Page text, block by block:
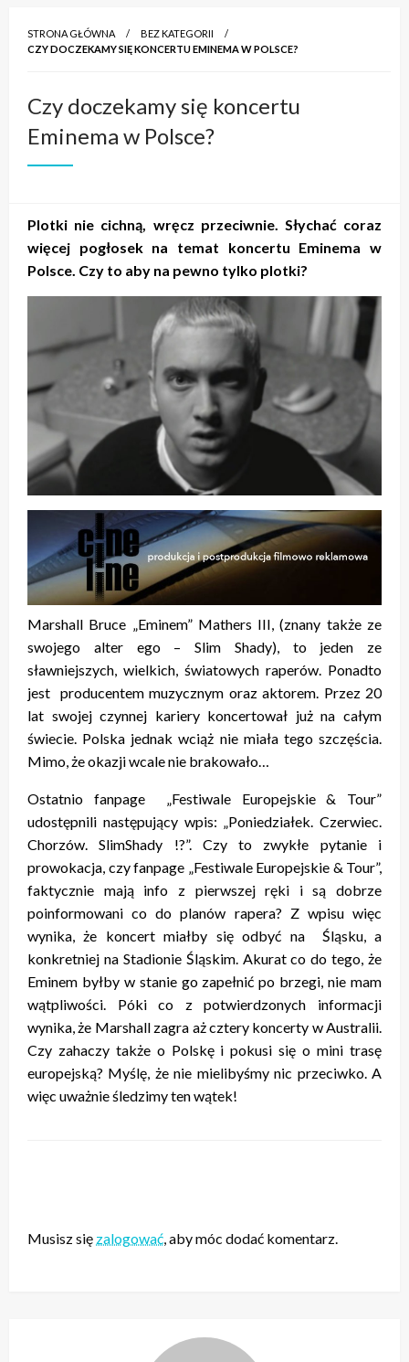
STRONA GŁÓWNA
BEZ KATEGORII
CZY DOCZEKAMY SIĘ KONCERTU EMINEMA W POLSCE?
Czy doczekamy się koncertu
Eminema w Polsce?
Plotki nie cichną, wręcz przeciwnie. Słychać coraz
więcej pogłosek na temat koncertu Eminema w
Polsce. Czy to aby na pewno tylko plotki?
Marshall Bruce „Eminem” Mathers III, (znany także ze
swojego alter ego – Slim Shady), to jeden ze
sławniejszych, wielkich, światowych raperów. Ponadto
jest producentem muzycznym oraz aktorem. Przez 20
lat swojej czynnej kariery koncertował już na całym
świecie. Polska jednak wciąż nie miała tego szczęścia.
Mimo, że okazji wcale nie brakowało…
Ostatnio fanpage „Festiwale Europejskie & Tour”
udostępnili następujący wpis: „Poniedziałek. Czerwiec.
Chorzów. SlimShady !?”. Czy to zwykłe pytanie i
prowokacja, czy fanpage „Festiwale Europejskie & Tour”,
faktycznie mają info z pierwszej ręki i są dobrze
poinformowani co do planów rapera? Z wpisu więc
wynika, że koncert miałby się odbyć na Śląsku, a
konkretniej na Stadionie Śląskim. Akurat co do tego, że
Eminem byłby w stanie go zapełnić po brzegi, nie mam
wątpliwości. Póki co z potwierdzonych informacji
wynika, że Marshall zagra aż cztery koncerty w Australii.
Czy zahaczy także o Polskę i pokusi się o mini trasę
europejską? Myślę, że nie mielibyśmy nic przeciwko. A
więc uważnie śledzimy ten wątek!
Musisz się zalogować , aby móc dodać komentarz.